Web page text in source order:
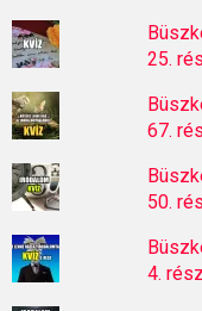
25.
67.
50.
4. rész